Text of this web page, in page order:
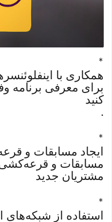
*
همکاری با
برای معرفی برنامه
کنید
.
*
ایجاد مسابقات و
مسابقات و
مشتریان جدید
*
استفاده از شبکه‌های